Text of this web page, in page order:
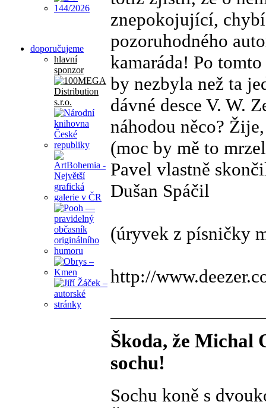
doporučujeme
hlavní
sponzor
znepokojující,
pozoruhodného
kamaráda! Po
by nezbyla než ta
dávné desce V. W.
náhodou něco?
(moc by mě to
Pavel vlastně
Dušan Spáčil
(úryvek z písničky
http://
Škoda, že Michal
sochu!
Sochu koně s